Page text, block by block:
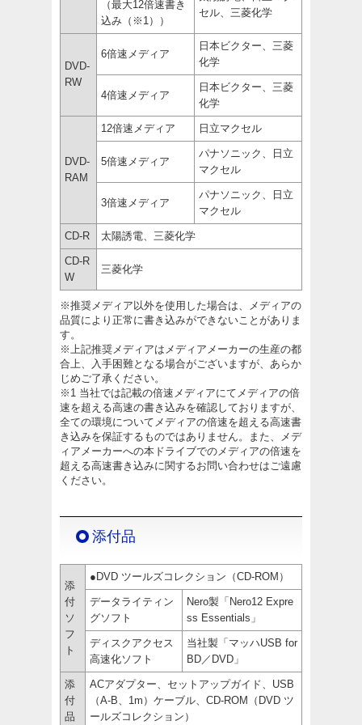
（最大12倍速書き
込み（※1））
セル、三菱化学
DVD-
RW
6倍速メディア
日本ビクター、三菱
化学
4倍速メディア
日本ビクター、三菱
化学
DVD-
RAM
12倍速メディア 日立マクセル
5倍速メディア
パナソニック、日立
マクセル
3倍速メディア
パナソニック、日立
マクセル
CD-R 太陽誘電、三菱化学
CD-R
W
三菱化学
※推奨メディア以外を使用した場合は、メディアの
品質により正常に書き込みができないことがありま
す。
※上記推奨メディアはメディアメーカーの生産の都
合上、入手困難となる場合がございますが、あらか
じめご了承ください。
※1 当社では記載の倍速メディアにてメディアの倍
速を超える高速の書き込みを確認しておりますが、
全ての環境についてメディアの倍速を超える高速書
き込みを保証するものではありません。また、メデ
ィアメーカーへの本ドライブでのメディアの倍速を
超える高速書き込みに関するお問い合わせはご遠慮
ください。
添付品
添
付
ソ
フ
ト
●DVD ツールズコレクション（CD-ROM）
データライティン
グソフト
Nero製「Nero12 Expre
ss Essentials」
ディスクアクセス
高速化ソフト
当社製「マッハUSB for
BD／DVD」
添
付
品
ACアダプター、セットアップガイド、USB
（A-B、1m）ケーブル、CD-ROM（DVD ツ
ールズコレクション）